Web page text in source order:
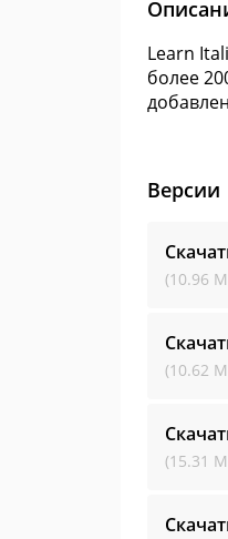
Learn
более
Версии
(10.96
(10.62
(15.31